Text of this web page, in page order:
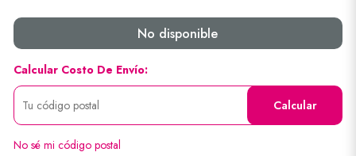
No disponible
Calcular Costo De Envío:
Calcular
No sé mi código postal